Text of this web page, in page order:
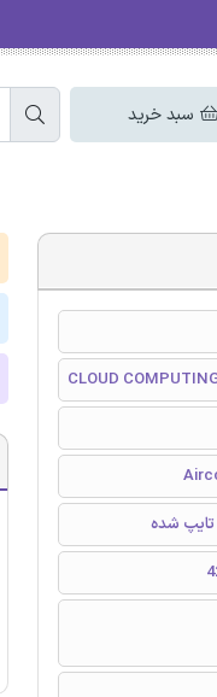
سبد خرید
CLOUD
تایپ شده